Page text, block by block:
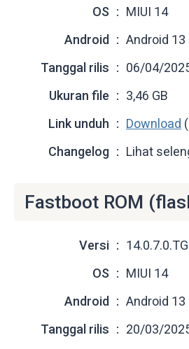
OS
MIUI 14
Android
Android 13
Tanggal rilis
06/04/
Ukuran file
3,46 GB
Link unduh
Download
Changelog
Lihat
Fastboot ROM
Versi
OS
MIUI 14
Android
Android 13
Tanggal rilis
20/03/